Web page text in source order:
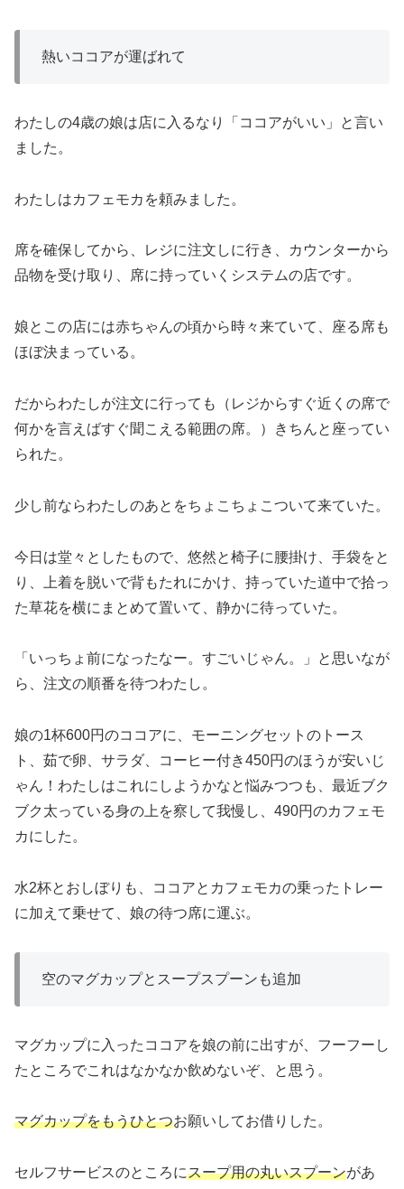
熱いココアが運ばれて
わたしの4歳の娘は店に入るなり「ココアがいい」と言い
ました。
わたしはカフェモカを頼みました。
席を確保してから、レジに注文しに行き、カウンターから
品物を受け取り、席に持っていくシステムの店です。
娘とこの店には赤ちゃんの頃から時々来ていて、座る席も
ほぼ決まっている。
だからわたしが注文に行っても（レジからすぐ近くの席で
何かを言えばすぐ聞こえる範囲の席。）きちんと座ってい
られた。
少し前ならわたしのあとをちょこちょこついて来ていた。
今日は堂々としたもので、悠然と椅子に腰掛け、手袋をと
り、上着を脱いで背もたれにかけ、持っていた道中で拾っ
た草花を横にまとめて置いて、静かに待っていた。
「いっちょ前になったなー。すごいじゃん。」と思いなが
ら、注文の順番を待つわたし。
娘の1杯600円のココアに、モーニングセットのトース
ト、茹で卵、サラダ、コーヒー付き450円のほうが安いじ
ゃん！わたしはこれにしようかなと悩みつつも、最近ブク
ブク太っている身の上を察して我慢し、490円のカフェモ
カにした。
水2杯とおしぼりも、ココアとカフェモカの乗ったトレー
に加えて乗せて、娘の待つ席に運ぶ。
空のマグカップとスープスプーンも追加
マグカップに入ったココアを娘の前に出すが、フーフーし
たところでこれはなかなか飲めないぞ、と思う。
マグカップをもうひとつお願いしてお借りした。
セルフサービスのところにスープ用の丸いスプーンがあ